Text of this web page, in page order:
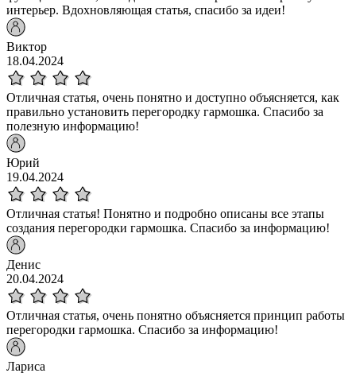
интерьер. Вдохновляющая статья, спасибо за идеи!
Виктор
18.04.2024
Отличная статья, очень понятно и доступно объясняется, как
правильно установить перегородку гармошка. Спасибо за
полезную информацию!
Юрий
19.04.2024
Отличная статья! Понятно и подробно описаны все этапы
создания перегородки гармошка. Спасибо за информацию!
Денис
20.04.2024
Отличная статья, очень понятно объясняется принцип работы
перегородки гармошка. Спасибо за информацию!
Лариса